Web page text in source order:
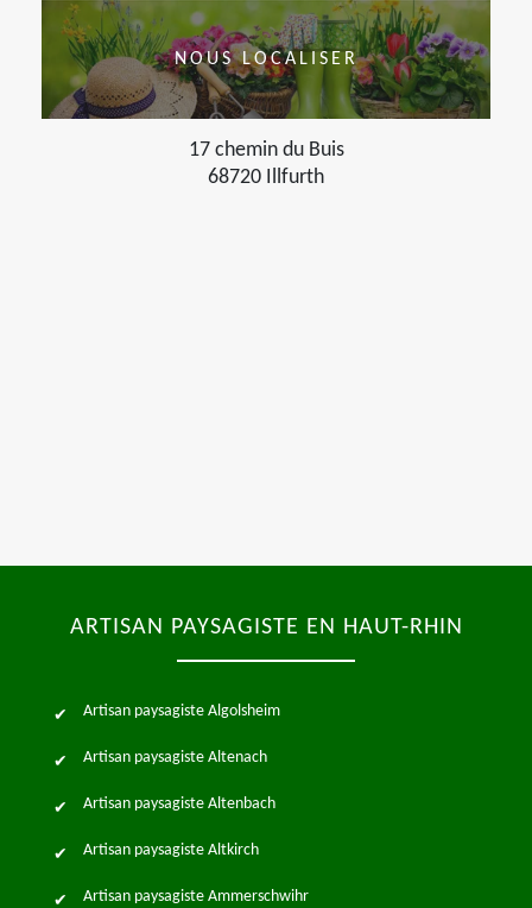
NOUS LOCALISER
17 chemin du Buis
68720 Illfurth
ARTISAN PAYSAGISTE EN HAUT-RHIN
Artisan paysagiste Algolsheim
Artisan paysagiste Altenach
Artisan paysagiste Altenbach
Artisan paysagiste Altkirch
Artisan paysagiste Ammerschwihr